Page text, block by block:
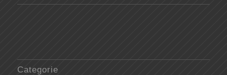
Categorie